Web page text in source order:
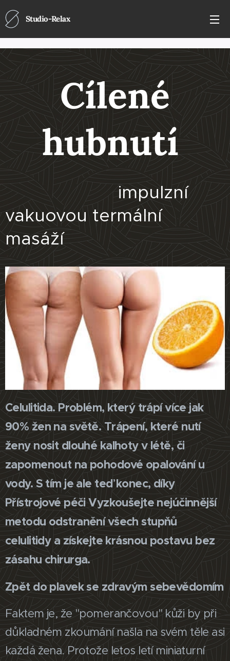
Studio-Relax
Cílené
hubnutí
impulzní
vakuovou termální
masáží
Celulitida. Problém, který trápí více jak
90% žen na světě. Trápení, které nutí
ženy nosit dlouhé kalhoty v létě, či
zapomenout na pohodové opalování u
vody. S tím je ale teď konec, díky
Přístrojové péči Vyzkoušejte nejúčinnější
metodu odstranění všech stupňů
celulitidy a získejte krásnou postavu bez
zásahu chirurga.
Zpět do plavek se zdravým sebevědomím
Faktem je, že "pomerančovou" kůži by při
důkladném zkoumání našla na svém těle asi
každá žena. Protože letos letí miniaturní